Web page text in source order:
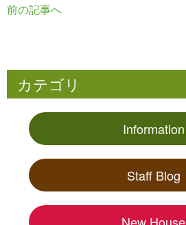
前の記事へ
カテゴリ
Information
Staff Blog